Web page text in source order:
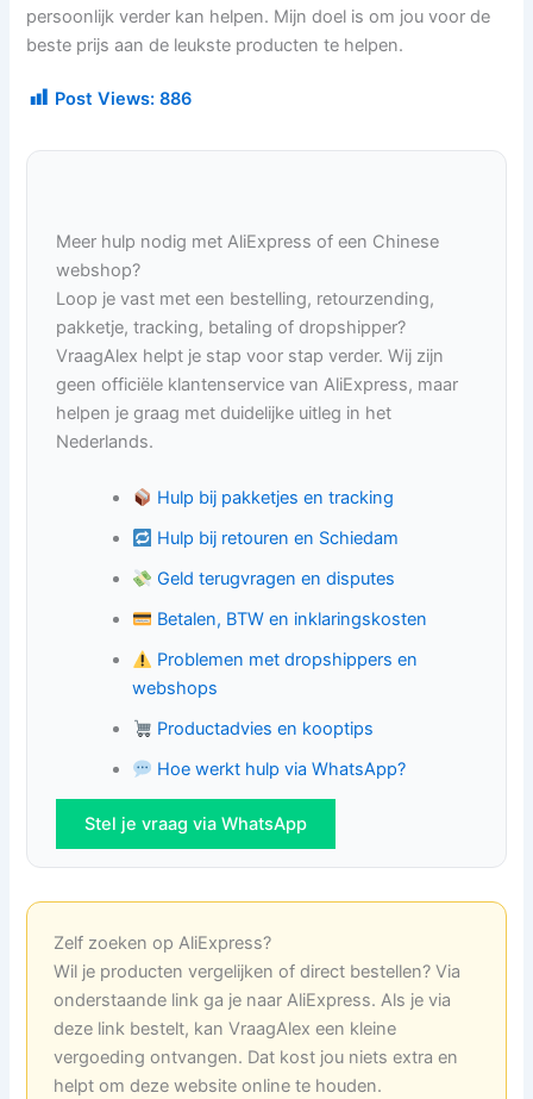
persoonlijk verder kan helpen. Mijn doel is om jou voor de
beste prijs aan de leukste producten te helpen.
Post Views: 886
Meer hulp nodig met AliExpress of een Chinese
webshop?
Loop je vast met een bestelling, retourzending,
pakketje, tracking, betaling of dropshipper?
VraagAlex helpt je stap voor stap verder. Wij zijn
geen officiële klantenservice van AliExpress, maar
helpen je graag met duidelijke uitleg in het
Nederlands.
Hulp bij pakketjes en tracking
Hulp bij retouren en Schiedam
Geld terugvragen en disputes
Betalen, BTW en inklaringskosten
Problemen met dropshippers en
webshops
Productadvies en kooptips
Hoe werkt hulp via WhatsApp?
Stel je vraag via WhatsApp
Zelf zoeken op AliExpress?
Wil je producten vergelijken of direct bestellen? Via
onderstaande link ga je naar AliExpress. Als je via
deze link bestelt, kan VraagAlex een kleine
vergoeding ontvangen. Dat kost jou niets extra en
helpt om deze website online te houden.